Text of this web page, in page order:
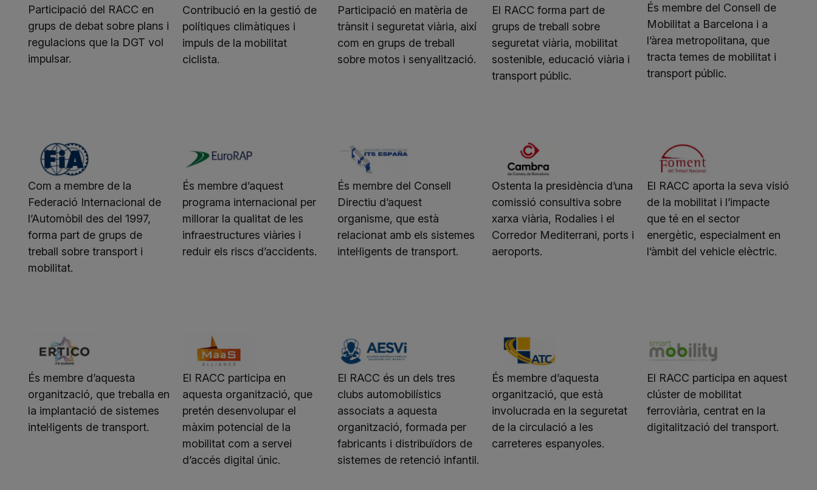
Participació del RACC en
grups de debat sobre plans i
regulacions que la DGT vol
impulsar.
Contribució en la gestió de
polítiques climàtiques i
impuls de la mobilitat
ciclista.
Participació en matèria de
trànsit i seguretat viària, així
com en grups de treball
sobre motos i senyalització.
El RACC forma part de
grups de treball sobre
seguretat viària, mobilitat
sostenible, educació viària i
transport públic.
És membre del Consell de
Mobilitat a Barcelona i a
l’àrea metropolitana, que
tracta temes de mobilitat i
transport públic.
Com a membre de la
Federació Internacional de
l’Automòbil des del 1997,
forma part de grups de
treball sobre transport i
mobilitat.
És membre d’aquest
programa internacional per
millorar la qualitat de les
infraestructures viàries i
reduir els riscs d’accidents.
És membre del Consell
Directiu d’aquest
organisme, que està
relacionat amb els sistemes
intel·ligents de transport.
Ostenta la presidència d’una
comissió consultiva sobre
xarxa viària, Rodalies i el
Corredor Mediterrani, ports i
aeroports.
El RACC aporta la seva visió
de la mobilitat i l’impacte
que té en el sector
energètic, especialment en
l’àmbit del vehicle elèctric.
És membre d’aquesta
organització, que treballa en
la implantació de sistemes
intel·ligents de transport.
El RACC participa en
aquesta organització, que
pretén desenvolupar el
màxim potencial de la
mobilitat com a servei
d’accés digital únic.
El RACC és un dels tres
clubs automobilístics
associats a aquesta
organització, formada per
fabricants i distribuïdors de
sistemes de retenció infantil.
És membre d’aquesta
organització, que està
involucrada en la seguretat
de la circulació a les
carreteres espanyoles.
El RACC participa en aquest
clúster de mobilitat
ferroviària, centrat en la
digitalització del transport.